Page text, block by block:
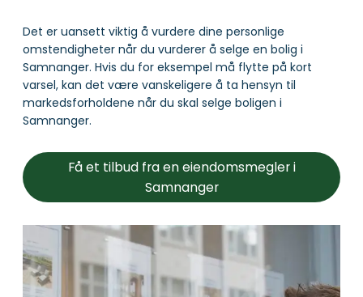
Det er uansett viktig å vurdere dine personlige
omstendigheter når du vurderer å selge en bolig i
Samnanger. Hvis du for eksempel må flytte på kort
varsel, kan det være vanskeligere å ta hensyn til
markedsforholdene når du skal selge boligen i
Samnanger.
Få et tilbud fra en eiendomsmegler i
Samnanger